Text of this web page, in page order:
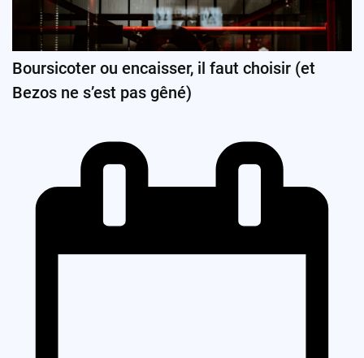
Boursicoter ou encaisser, il faut choisir (et
Bezos ne s’est pas gêné)